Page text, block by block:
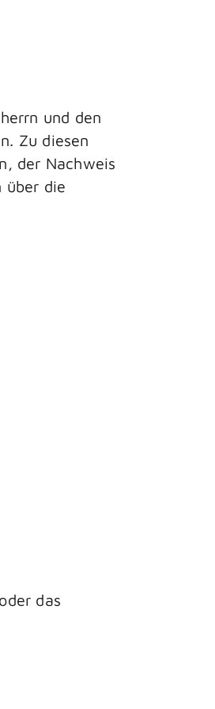
und den
Zu diesen
der Nachweis
über die
das